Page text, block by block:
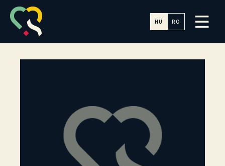
HU RO